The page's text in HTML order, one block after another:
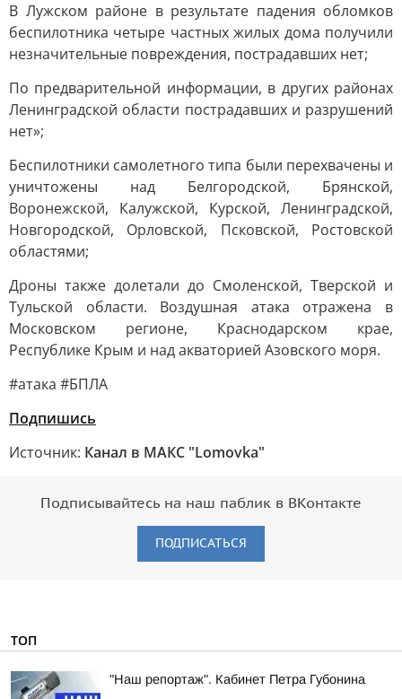
В Лужском районе в результате падения обломков
беспилотника четыре частных жилых дома получили
незначительные повреждения, пострадавших нет;
По предварительной информации, в других районах
Ленинградской области пострадавших и разрушений
нет»;
Беспилотники самолетного типа были перехвачены и
уничтожены над Белгородской, Брянской,
Воронежской, Калужской, Курской, Ленинградской,
Новгородской, Орловской, Псковской, Ростовской
областями;
Дроны также долетали до Смоленской, Тверской и
Тульской области. Воздушная атака отражена в
Московском регионе, Краснодарском крае,
Республике Крым и над акваторией Азовского моря.
#атака #БПЛА
Подпишись
Источник: Канал в МАКС "Lomovka"
Подписывайтесь на наш паблик в ВКонтакте
ПОДПИСАТЬСЯ
ТОП
"Наш репортаж". Кабинет Петра Губонина